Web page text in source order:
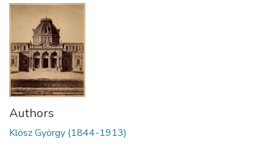
Authors
Klösz György (1844-1913)